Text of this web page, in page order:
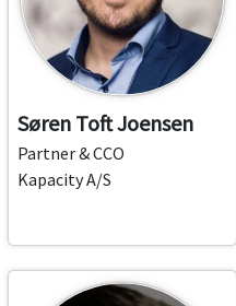
Søren Toft Joensen
Partner & CCO
Kapacity A/S